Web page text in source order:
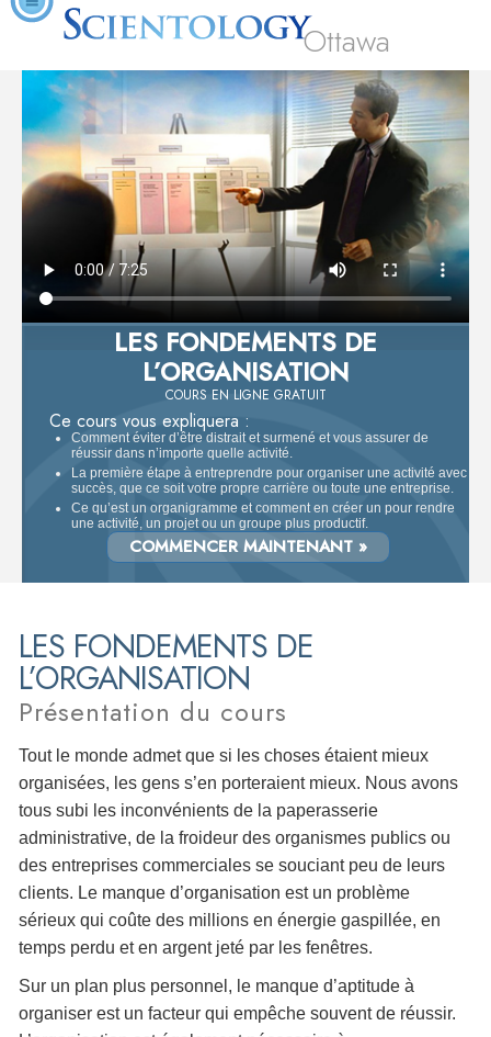
Ottawa
LES FONDEMENTS DE
L’ORGANISATION
COURS EN LIGNE GRATUIT
Ce cours vous expliquera :
Comment éviter d’être distrait et surmené et vous assurer de
réussir dans n’importe quelle activité.
La première étape à entreprendre pour organiser une activité avec
succès, que ce soit votre propre carrière ou toute une entreprise.
Ce qu’est un organigramme et comment en créer un pour rendre
une activité, un projet ou un groupe plus productif.
COMMENCER MAINTENANT »
LES FONDEMENTS DE
L’ORGANISATION
Présentation du cours
Tout le monde admet que si les choses étaient mieux
organisées, les gens s’en porteraient mieux. Nous avons
tous subi les inconvénients de la paperasserie
administrative, de la froideur des organismes publics ou
des entreprises commerciales se souciant peu de leurs
clients. Le manque d’organisation est un problème
sérieux qui coûte des millions en énergie gaspillée, en
temps perdu et en argent jeté par les fenêtres.
Sur un plan plus personnel, le manque d’aptitude à
organiser est un facteur qui empêche souvent de réussir.